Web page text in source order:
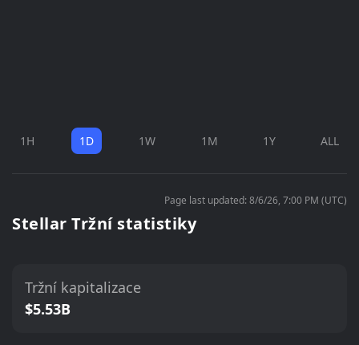
1H 1D 1W 1M 1Y ALL
Page last updated: 8/6/26, 7:00 PM (UTC)
Stellar Tržní statistiky
Tržní kapitalizace
$5.53B